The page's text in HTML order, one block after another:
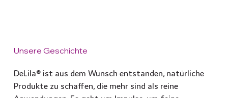
Unsere Geschichte
DeLila® ist aus dem Wunsch entstanden, natürliche
Produkte zu schaffen, die mehr sind als reine